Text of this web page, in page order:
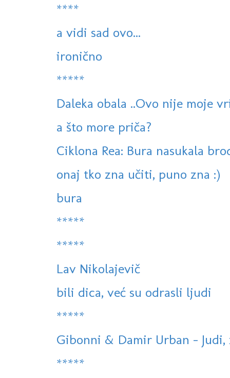
****
a vidi sad ovo...
ironično
*****
Daleka obala ..Ovo nije moje
a što more priča?
Ciklona Rea: Bura nasukala
onaj tko zna učiti, puno zna :)
bura
*****
*****
Lav Nikolajevič
bili dica, već su odrasli ljudi
*****
Gibonni & Damir Urban -
*****